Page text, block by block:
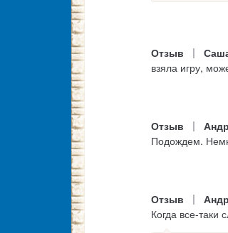
Отзыв |
взяла игру,
Отзыв |
Подождем.
Отзыв |
Когда все-таки